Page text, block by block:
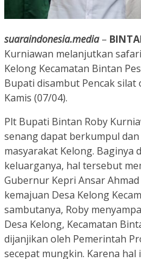
suaraindonesia.media–
Kurniawan melanjutkan
Kelong Kecamatan Bintan
Bupati disambut Pencak
Kamis (07/04).
Plt Bupati Bintan Roby
senang dapat berkumpul
masyarakat Kelong. Baginya
keluarganya, hal tersebut
Gubernur Kepri Ansar
kemajuan Desa Kelong
sambutanya, Roby
Desa Kelong, Kecamatan
dijanjikan oleh Pemerintah
secepat mungkin. Karena